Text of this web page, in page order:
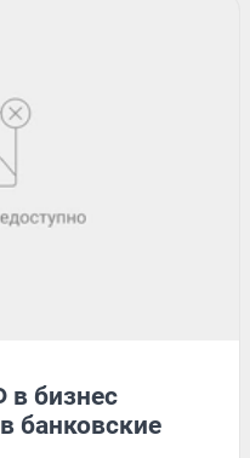
бизнес
банковские